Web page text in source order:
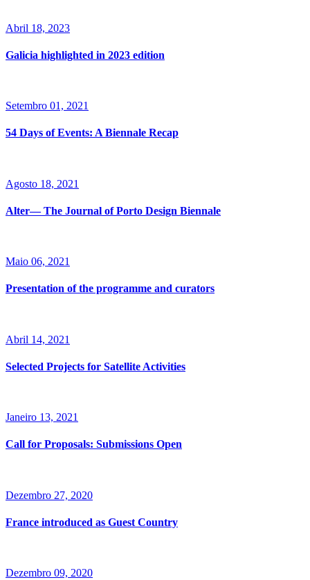
Abril 18, 2023
Galicia highlighted in 2023 edition
Setembro 01, 2021
54 Days of Events: A Biennale Recap
Agosto 18, 2021
Alter— The Journal of Porto Design Biennale
Maio 06, 2021
Presentation of the programme and curators
Abril 14, 2021
Selected Projects for Satellite Activities
Janeiro 13, 2021
Call for Proposals: Submissions Open
Dezembro 27, 2020
France introduced as Guest Country
Dezembro 09, 2020